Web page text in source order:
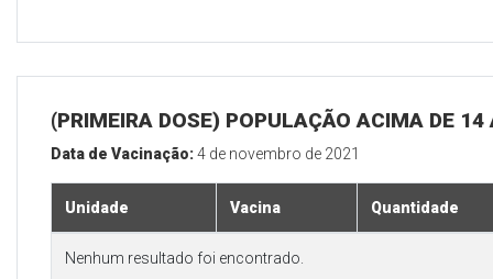
(PRIMEIRA DOSE) POPULAÇÃO ACIMA DE 14
Data de Vacinação:4 de novembro de 2021
Unidade Vacina Quantidade
Nenhum resultado foi encontrado.